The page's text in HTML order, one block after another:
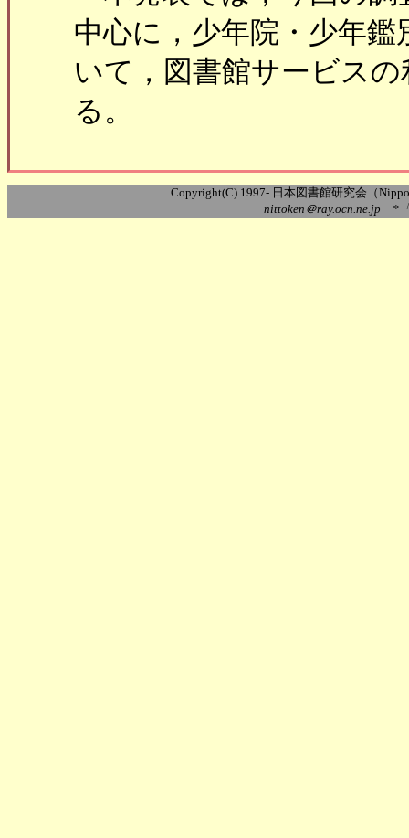
中心に，少年院・少年
いて，図書館サービス
る。
Copyright(C) 1997- 日本図書館研究会（
nittoken＠ray.ocn.ne.jp *